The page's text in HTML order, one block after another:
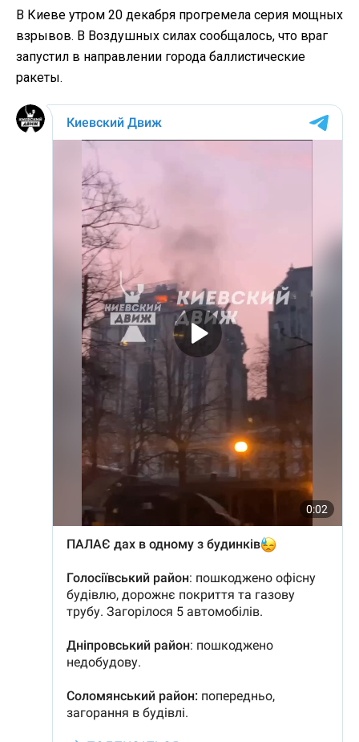
В Киеве утром 20 декабря прогремела серия мощных
взрывов. В Воздушных силах сообщалось, что враг
запустил в направлении города баллистические
ракеты.